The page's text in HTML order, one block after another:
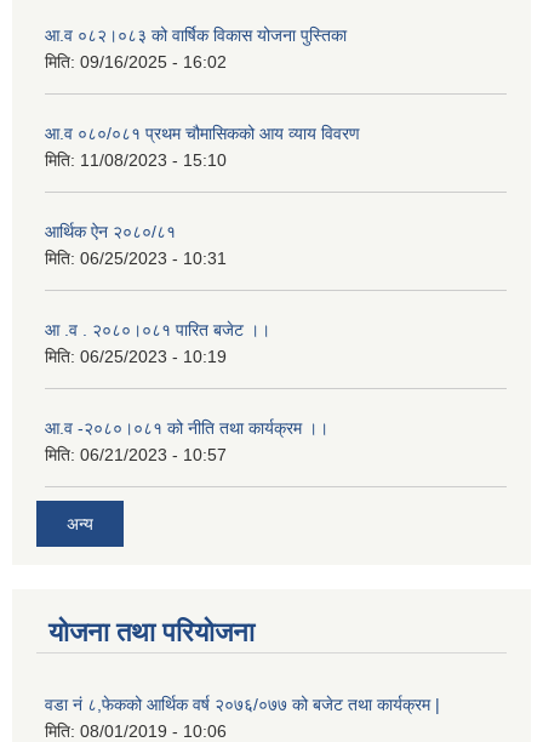
आ.व ०८२।०८३ को वार्षिक विकास योजना पुस्तिका
मिति: 09/16/2025 - 16:02
आ.व ०८०/०८१ प्रथम चौमासिकको आय व्याय विवरण
मिति: 11/08/2023 - 15:10
आर्थिक ऐन २०८०/८१
मिति: 06/25/2023 - 10:31
आ .व . २०८०।०८१ पारित बजेट ।।
मिति: 06/25/2023 - 10:19
आ.व -२०८०।०८१ को नीति तथा कार्यक्रम ।।
मिति: 06/21/2023 - 10:57
अन्य
योजना तथा परियोजना
वडा नं ८,फेकको आर्थिक वर्ष २०७६/०७७ को बजेट तथा कार्यक्रम |
मिति: 08/01/2019 - 10:06